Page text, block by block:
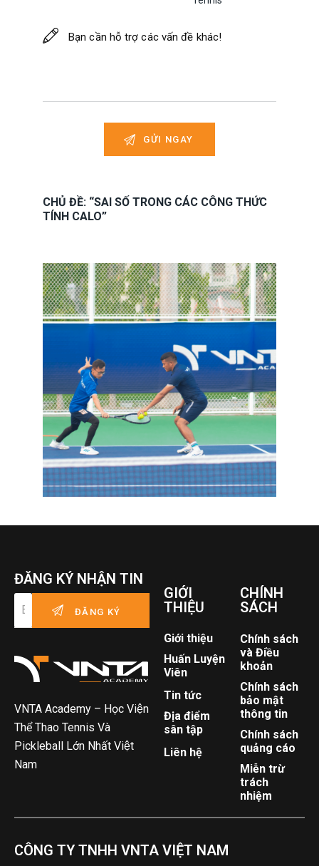
CHỦ ĐỀ: “SAI SỐ TRONG CÁC CÔNG THỨC
TÍNH CALO”
ĐĂNG KÝ NHẬN TIN
VNTA Academy – Học Viện
Thể Thao Tennis Và
Pickleball Lớn Nhất Việt
Nam
GIỚI
THIỆU
Giới thiệu
Huấn Luyện
Viên
Tin tức
Địa điểm
sân tập
Liên hệ
CHÍNH
SÁCH
Chính sách
và Điều
khoản
Chính sách
bảo mật
thông tin
Chính sách
quảng cáo
Miễn trừ
trách
nhiệm
CÔNG TY TNHH VNTA VIỆT NAM